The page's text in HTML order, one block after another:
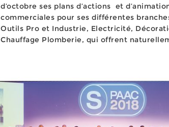
d’octobre ses plans d’actions et
commerciales pour ses différentes
Outils Pro et Industrie, Electricité,
Chauffage Plomberie, qui offrent